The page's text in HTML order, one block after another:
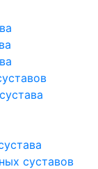
суставов